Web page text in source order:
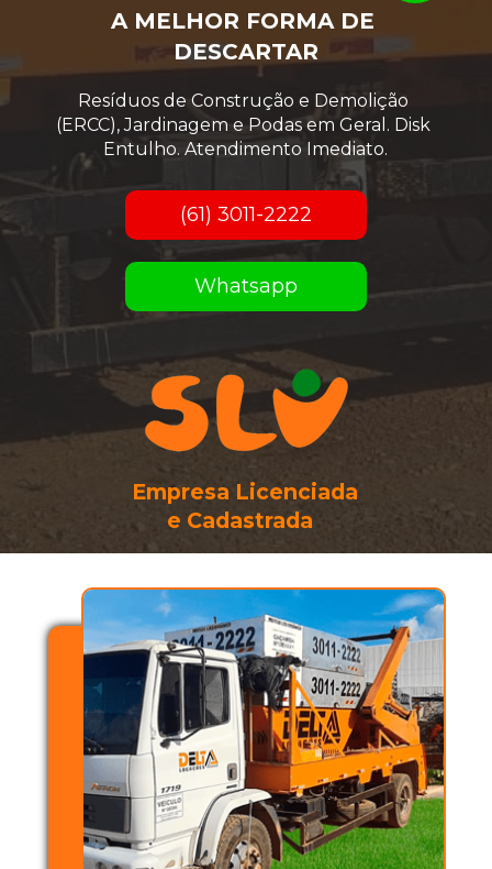
A MELHOR FORMA DE
DESCARTAR
Resíduos de Construção e Demolição
(ERCC), Jardinagem e Podas em Geral. Disk
Entulho. Atendimento Imediato.
(61) 3011-2222
Whatsapp
Empresa Licenciada
e Cadastrada